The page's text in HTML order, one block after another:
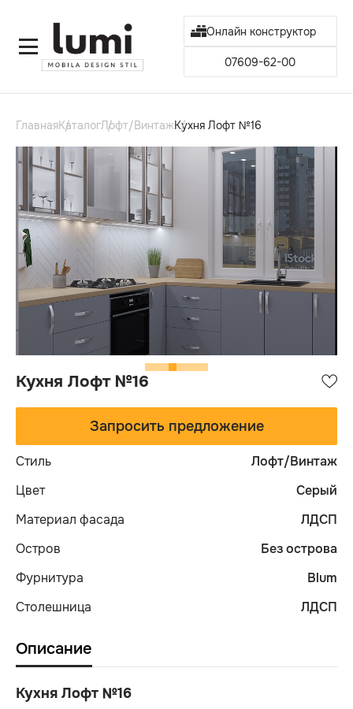
Онлайн конструктор
07609-62-00
ГлавнаяКаталогЛофт/ВинтажКухня Лофт №16
Кухня Лофт №16
Запросить предложение
Стиль
Лофт/Винтаж
Цвет
Серый
Материал фасада
ЛДСП
Остров
Без острова
Фурнитура
Blum
Столешница
ЛДСП
Описание
Кухня Лофт №16